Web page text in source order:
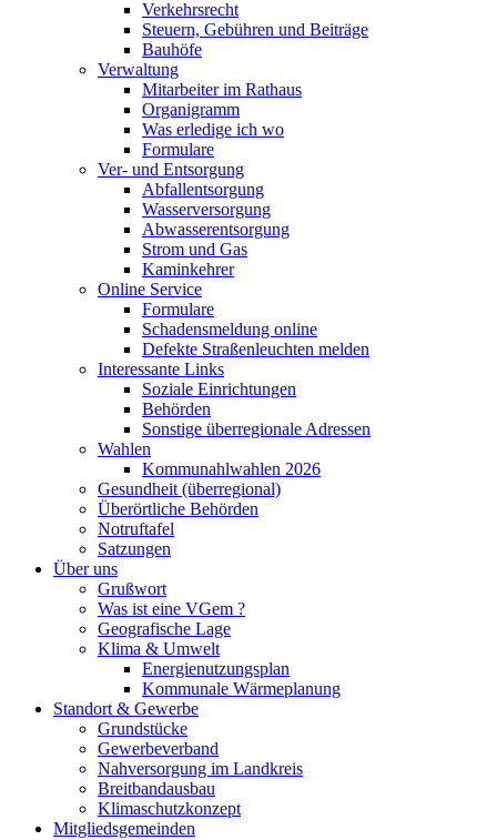
Verkehrsrecht
Steuern, Gebühren und Beiträge
Bauhöfe
Verwaltung
Mitarbeiter im Rathaus
Organigramm
Was erledige ich wo
Formulare
Ver- und Entsorgung
Abfallentsorgung
Wasserversorgung
Abwasserentsorgung
Strom und Gas
Kaminkehrer
Online Service
Formulare
Schadensmeldung online
Defekte Straßenleuchten melden
Interessante Links
Soziale Einrichtungen
Behörden
Sonstige überregionale Adressen
Wahlen
Kommunahlwahlen 2026
Gesundheit (überregional)
Überörtliche Behörden
Notruftafel
Satzungen
Über uns
Grußwort
Was ist eine VGem ?
Geografische Lage
Klima & Umwelt
Energienutzungsplan
Kommunale Wärmeplanung
Standort & Gewerbe
Grundstücke
Gewerbeverband
Nahversorgung im Landkreis
Breitbandausbau
Klimaschutzkonzept
Mitgliedsgemeinden